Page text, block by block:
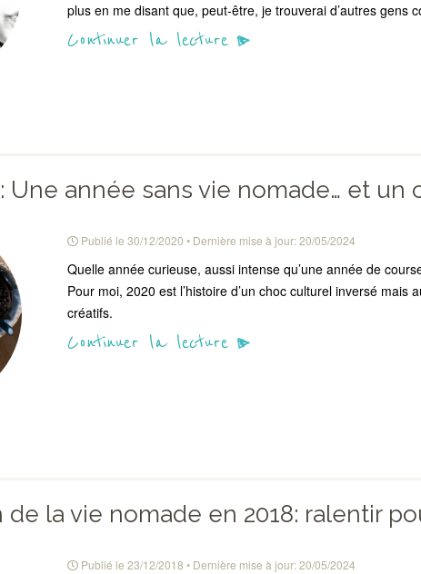
plus en me disant que, peut-être, je trouverai d’autres gens
Continuer la lecture
Une année sans vie nomade… et
Publié le 30/12/2020 • Dernière mise à jour:20/05/2024
Quelle année curieuse, aussi intense qu’une année de
Pour moi, 2020 est l’histoire d’un choc culturel inversé mais
créatifs.
Continuer la lecture
de la vie nomade en 2018: ralentir
Publié le 23/12/2018 • Dernière mise à jour:20/05/2024